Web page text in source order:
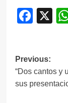
X
de
entradas
Previous:
“Dos cantos y
sus